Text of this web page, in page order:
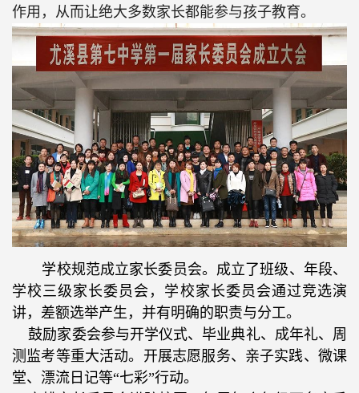
作用，从而让绝大多数家长都能参与孩子教育。
学校规范成立家长委员会。成立了班级、年段、
学校三级家长委员会，学校家长委员会通过竞选演
讲，差额选举产生，并有明确的职责与分工。
鼓励家委会参与开学仪式、毕业典礼、成年礼、周
测监考等重大活动。开展志愿服务、亲子实践、微课
堂、漂流日记等“七彩”行动。